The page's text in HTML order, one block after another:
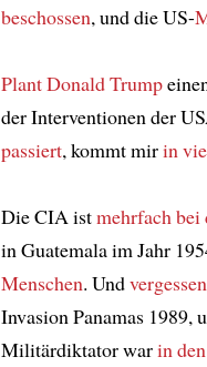
beschossen, und die US-
Plant Donald Trump
der Interventionen der
passiert, kommt mirin
Die CIA istmehrfach bei
in Guatemala im Jahr
Menschen. Und
Invasion Panamas 1989,
Militärdiktator warin